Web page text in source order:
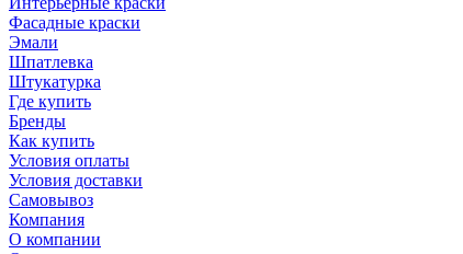
Фасадные краски
Эмали
Шпатлевка
Штукатурка
Где купить
Бренды
Как купить
Условия оплаты
Условия доставки
Самовывоз
Компания
О компании